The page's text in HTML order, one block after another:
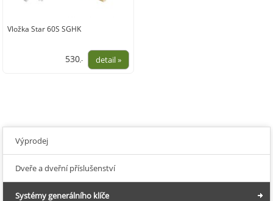
Vložka Star 60S SGHK
530,-
Výprodej
Dveře a dveřní příslušenství
Systémy generálního klíče